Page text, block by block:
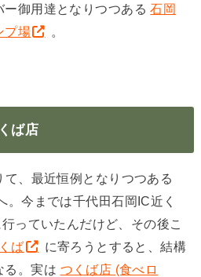
ー御用達となりつつある石岡
プ場
。
ば店
、最近恒例となりつつある
。今までは千代田石岡IC近く
行っていたんだけど、その後こ
ば
に寄ろうとすると、結構
る。実は つくば店 (食べロ